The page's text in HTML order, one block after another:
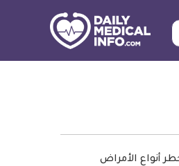
أنواع الأمراض